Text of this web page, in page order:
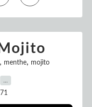
, menthe, mojito